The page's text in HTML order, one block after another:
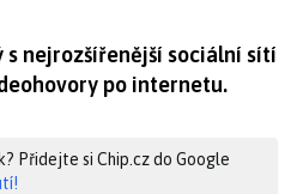
nejrozšířenější sociální sítí
po internetu.
Přidejte si Chip.cz do Google